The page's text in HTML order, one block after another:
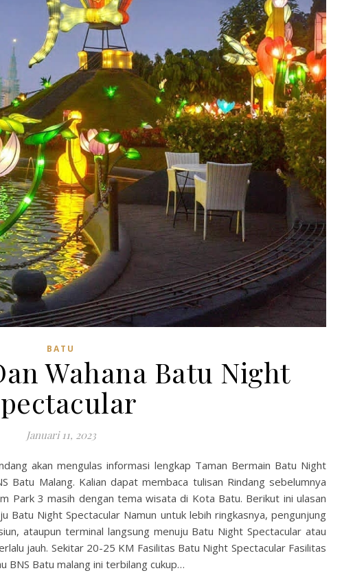
BATU
Wahana Batu Night
Januari 11, 2023
akan mengulas informasi lengkap Taman Bermain Batu Night
Batu Malang. Kalian dapat membaca tulisan Rindang sebelumnya
Park 3 masih dengan tema wisata di Kota Batu. Berikut ini ulasan
Batu Night Spectacular Namun untuk lebih ringkasnya, pengunjung
ataupun terminal langsung menuju Batu Night Spectacular atau
jauh. Sekitar 20-25 KM Fasilitas Batu Night Spectacular Fasilitas
BNS Batu malang ini terbilang cukup…